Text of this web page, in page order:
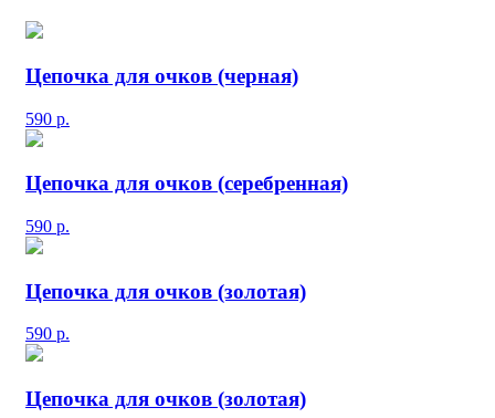
Цепочка для очков (черная)
590 р.
Цепочка для очков (серебренная)
590 р.
Цепочка для очков (золотая)
590 р.
Цепочка для очков (золотая)